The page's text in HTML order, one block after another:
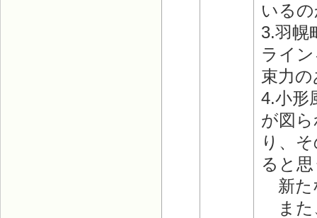
いる
3.羽幌
ライ
束力
4.小形
が図
り、
ると
新た
また